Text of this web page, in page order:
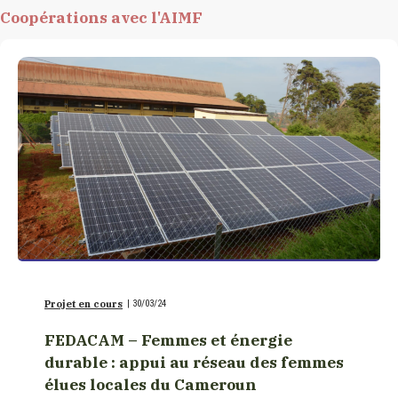
Coopérations avec l'AIMF
Projet en cours | 30/03/24
FEDACAM – Femmes et énergie
durable : appui au réseau des femmes
élues locales du Cameroun